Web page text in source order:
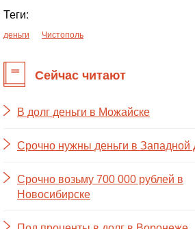
Теги:
деньги Чистополь
Сейчас читают
В долг деньги в Можайске
Срочно нужны деньги в Западной
Срочно возьму 700 000 рублей в
Новосибирске